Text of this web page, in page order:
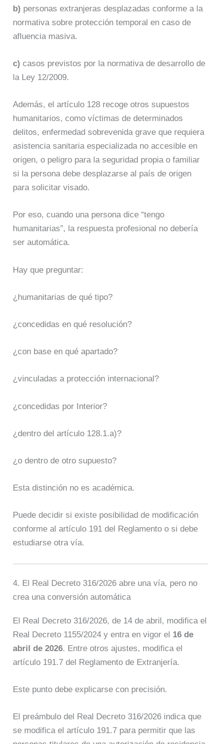
b) personas extranjeras desplazadas conforme a la
normativa sobre protección temporal en caso de
afluencia masiva.
c) casos previstos por la normativa de desarrollo de
la Ley 12/2009.
Además, el artículo 128 recoge otros supuestos
humanitarios, como víctimas de determinados
delitos, enfermedad sobrevenida grave que requiera
asistencia sanitaria especializada no accesible en
origen, o peligro para la seguridad propia o familiar
si la persona debe desplazarse al país de origen
para solicitar visado.
Por eso, cuando una persona dice “tengo
humanitarias”, la respuesta profesional no debería
ser automática.
Hay que preguntar:
¿humanitarias de qué tipo?
¿concedidas en qué resolución?
¿con base en qué apartado?
¿vinculadas a protección internacional?
¿concedidas por Interior?
¿dentro del artículo 128.1.a)?
¿o dentro de otro supuesto?
Esta distinción no es académica.
Puede decidir si existe posibilidad de modificación
conforme al artículo 191 del Reglamento o si debe
estudiarse otra vía.
4. El Real Decreto 316/2026 abre una vía, pero no
crea una conversión automática
El Real Decreto 316/2026, de 14 de abril, modifica el
Real Decreto 1155/2024 y entra en vigor el 16 de
abril de 2026. Entre otros ajustes, modifica el
artículo 191.7 del Reglamento de Extranjería.
Este punto debe explicarse con precisión.
El preámbulo del Real Decreto 316/2026 indica que
se modifica el artículo 191.7 para permitir que las